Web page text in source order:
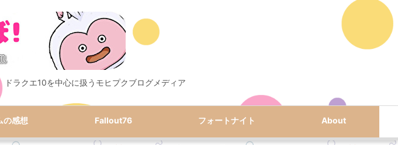
ラクエ10を中心に扱うモヒプクブログメディア
の感想 Fallout76 フォートナイト About